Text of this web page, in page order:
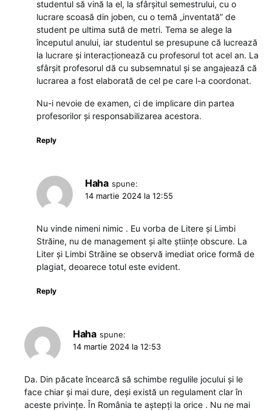
studentul să vină la el, la sfârșitul semestrului, cu o
lucrare scoasă din joben, cu o temă „inventată” de
student pe ultima sută de metri. Tema se alege la
începutul anului, iar studentul se presupune că lucrează
la lucrare și interacționează cu profesorul tot acel an. La
sfârșit profesorul dă cu subsemnatul și se angajează că
lucrarea a fost elaborată de cel pe care l-a coordonat.
Nu-i nevoie de examen, ci de implicare din partea
profesorilor și responsabilizarea acestora.
Reply
Haha spune:
14 martie 2024 la 12:55
Nu vinde nimeni nimic . Eu vorba de Litere și Limbi
Străine, nu de management și alte științe obscure. La
Liter și Limbi Străine se observă imediat orice formă de
plagiat, deoarece totul este evident.
Reply
Haha spune:
14 martie 2024 la 12:53
Da. Din păcate încearcă să schimbe regulile jocului și le
face chiar și mai dure, deși există un regulament clar în
aceste privințe. În România te aștepți la orice . Nu ne mai